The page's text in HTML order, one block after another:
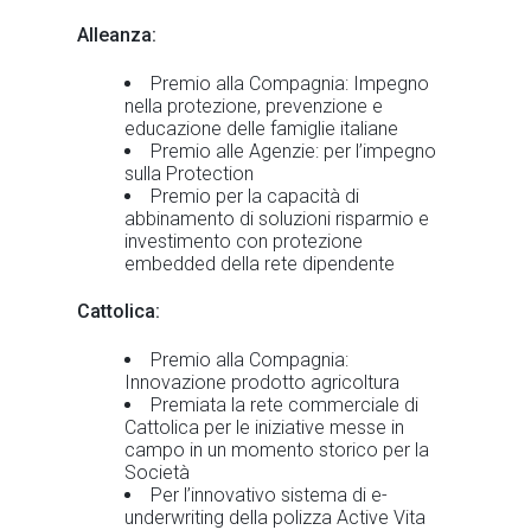
Alleanza:
Premio alla Compagnia: Impegno
nella protezione, prevenzione e
educazione delle famiglie italiane
Premio alle Agenzie: per l’impegno
sulla Protection
Premio per la capacità di
abbinamento di soluzioni risparmio e
investimento con protezione
embedded della rete dipendente
Cattolica:
Premio alla Compagnia:
Innovazione prodotto agricoltura
Premiata la rete commerciale di
Cattolica per le iniziative messe in
campo in un momento storico per la
Società
Per l’innovativo sistema di e-
underwriting della polizza Active Vita